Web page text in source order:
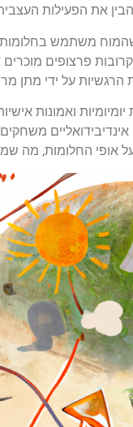
את הפעילות
שהמוח משתמש
קרובות פרצופים
הרגשיות על ידי
ואמונות
אופי החלומות, מה